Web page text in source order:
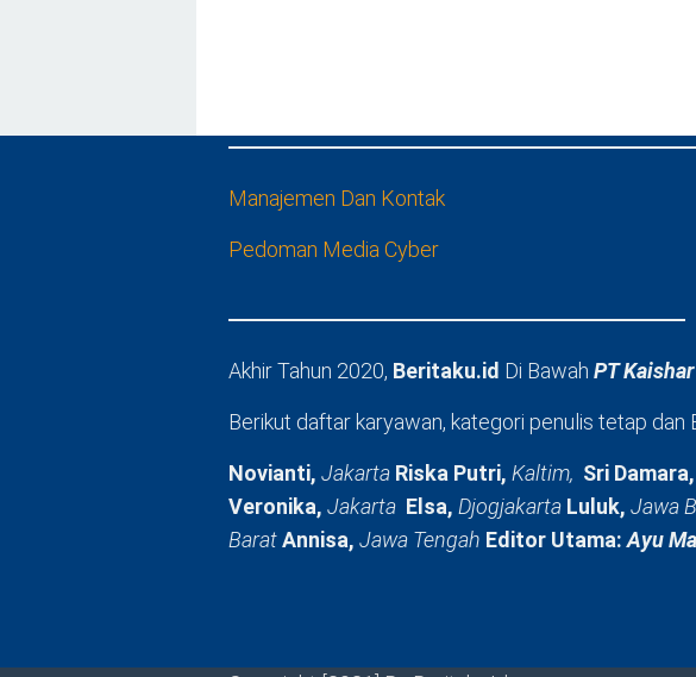
Manajemen Dan Kontak
Pedoman Media Cyber
Akhir Tahun 2020, Beritaku.id Di Bawah PT
Berikut daftar karyawan, kategori penulis tetap dan
Novianti, Jakarta Riska Putri, Kaltim, Sri Damara,
Veronika, Jakarta Elsa, Djogjakarta Luluk, Jawa
BaratAnnisa, Jawa Tengah Editor Utama:Ayu